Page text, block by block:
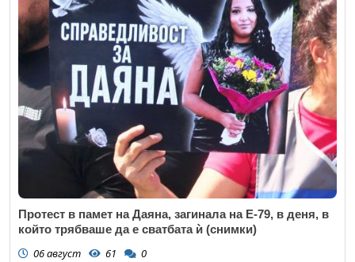
Протест в памет на Даяна, загинала на Е-79, в деня, в
който трябваше да е сватбата ѝ (снимки)
06 август 61 0